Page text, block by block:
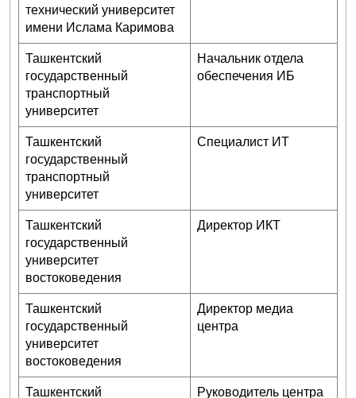
технический университет
имени Ислама Каримова
Ташкентский
государственный
транспортный
университет
Начальник отдела
обеспечения ИБ
Ташкентский
государственный
транспортный
университет
Специалист ИТ
Ташкентский
государственный
университет
востоковедения
Директор ИКТ
Ташкентский
государственный
университет
востоковедения
Директор медиа
центра
Ташкентский Руководитель центра